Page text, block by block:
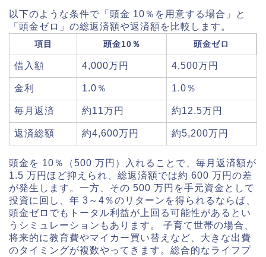
以下のような条件で「頭金 10％を用意する場合」と
「頭金ゼロ」の総返済額や返済額を比較します。
項目 頭金10％ 頭金ゼロ
借入額 4,000万円 4,500万円
金利 1.0％ 1.0％
毎月返済 約11万円 約12.5万円
返済総額 約4,600万円 約5,200万円
頭金を 10％（500 万円）入れることで、毎月返済額が
1.5 万円ほど抑えられ、総返済額では約 600 万円の差
が発生します。一方、その 500 万円を手元資金として
投資に回し、年 3～4％のリターンを得られるならば、
頭金ゼロでもトータル利益が上回る可能性があるとい
うシミュレーションもあります。 子育て世帯の場合、
将来的に教育費やマイカー買い替えなど、大きな出費
のタイミングが複数やってきます。総合的なライフプ